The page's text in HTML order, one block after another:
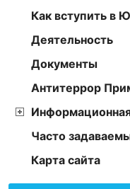
Как вступить в
Деятельность
Документы
Антитеррор
Часто
Карта сайта